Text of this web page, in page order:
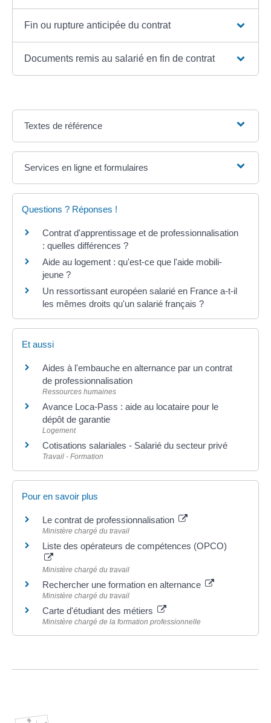
Fin ou rupture anticipée du contrat
Documents remis au salarié en fin de contrat
Textes de référence
Services en ligne et formulaires
Questions ? Réponses !
Contrat d'apprentissage et de professionnalisation
: quelles différences ?
Aide au logement : qu'est-ce que l'aide mobili-
jeune ?
Un ressortissant européen salarié en France a-t-il
les mêmes droits qu'un salarié français ?
Et aussi
Aides à l'embauche en alternance par un contrat
de professionnalisation
Ressources humaines
Avance Loca-Pass : aide au locataire pour le
dépôt de garantie
Logement
Cotisations salariales - Salarié du secteur privé
Travail - Formation
Pour en savoir plus
Le contrat de professionnalisation
Ministère chargé du travail
Liste des opérateurs de compétences (OPCO)
Ministère chargé du travail
Rechercher une formation en alternance
Ministère chargé du travail
Carte d'étudiant des métiers
Ministère chargé de la formation professionnelle